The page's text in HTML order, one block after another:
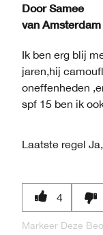
Door Samee
van Amsterdam
Ik ben erg blij
jaren,hij
oneffenheden
spf 15 ben ik
Laatste regel
4
Markeer Deze